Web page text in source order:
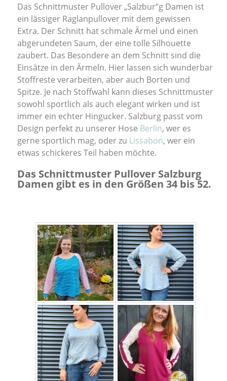
Das Schnittmuster Pullover „Salzbur“g Damen ist
ein lässiger Raglanpullover mit dem gewissen
Extra. Der Schnitt hat schmale Ärmel und einen
abgerundeten Saum, der eine tolle Silhouette
zaubert. Das Besondere an dem Schnitt sind die
Einsätze in den Ärmeln. Hier lassen sich wunderbar
Stoffreste verarbeiten, aber auch Borten und
Spitze. Je nach Stoffwahl kann dieses Schnittmuster
sowohl sportlich als auch elegant wirken und ist
immer ein echter Hingucker. Salzburg passt vom
Design perfekt zu unserer Hose Berlin, wer es
gerne sportlich mag, oder zu Lissabon, wer ein
etwas schickeres Teil haben möchte.
Das Schnittmuster Pullover Salzburg
Damen gibt es in den Größen 34 bis 52.